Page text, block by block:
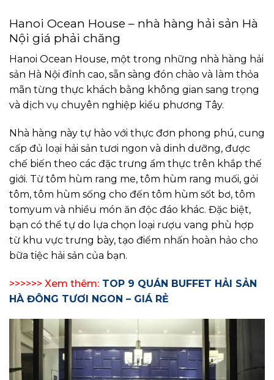
Hanoi Ocean House – nhà hàng hải sản Hà
Nội giá phải chăng
Hanoi Ocean House, một trong những nhà hàng hải
sản Hà Nội đỉnh cao, sẵn sàng đón chào và làm thỏa
mãn từng thực khách bằng không gian sang trọng
và dịch vụ chuyên nghiệp kiểu phương Tây.
Nhà hàng này tự hào với thực đơn phong phú, cung
cấp đủ loại hải sản tươi ngon và dinh dưỡng, được
chế biến theo các đặc trưng ẩm thực trên khắp thế
giới. Từ tôm hùm rang me, tôm hùm rang muối, gỏi
tôm, tôm hùm sống cho đến tôm hùm sốt bơ, tôm
tomyum và nhiều món ăn độc đáo khác. Đặc biệt,
bạn có thể tự do lựa chọn loại rượu vang phù hợp
từ khu vực trưng bày, tạo điểm nhấn hoàn hảo cho
bữa tiệc hải sản của bạn.
>>>>>> Xem thêm: TOP 9 QUÁN BUFFET HẢI SẢN
HÀ ĐÔNG TƯƠI NGON – GIÁ RẺ